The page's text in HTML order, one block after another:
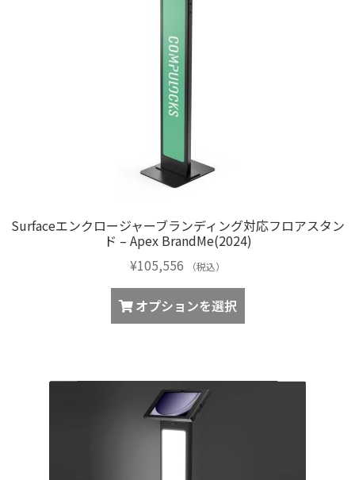
Surfaceエンクロージャーブランディング対応フロアスタン
ド – Apex BrandMe(2024)
¥105,556 （税込）
オプションを選択